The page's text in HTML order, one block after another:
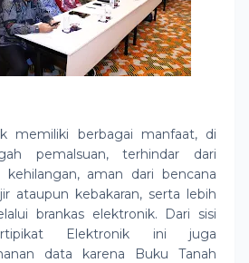
memiliki berbagai manfaat, di
pemalsuan, terhindar dari
aman dari bencana
ataupun kebakaran, serta lebih
brankas elektronik. Dari sisi
Elektronik ini juga
data karena Buku Tanah